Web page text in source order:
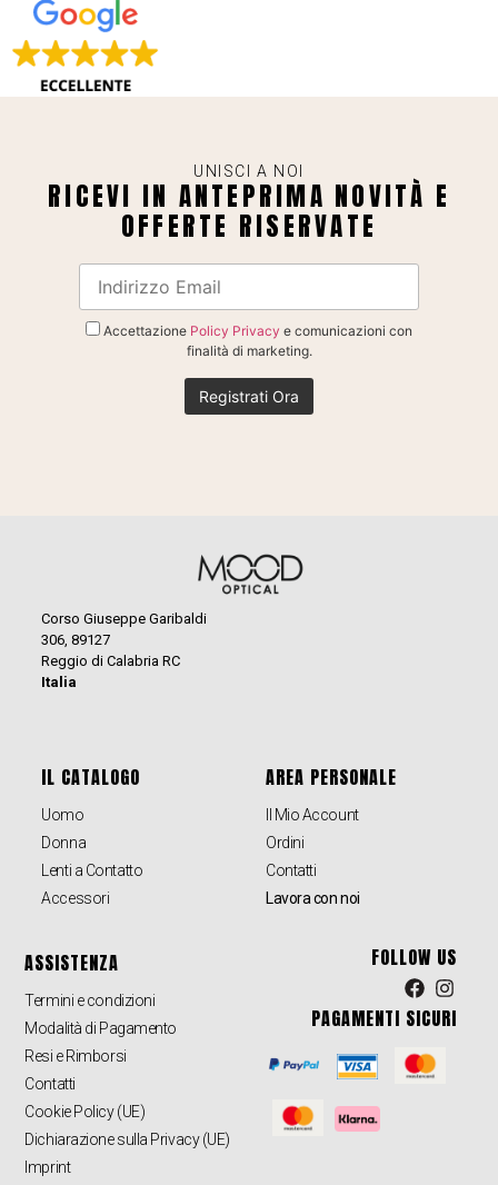
UNISCI A NOI
RICEVI IN ANTEPRIMA NOVITÀ E
OFFERTE RISERVATE
Accettazione Policy Privacy e comunicazioni con
finalità di marketing.
Corso Giuseppe Garibaldi
306, 89127
Reggio di Calabria RC
Italia
IL CATALOGO
Uomo
Donna
Lenti a Contatto
Accessori
AREA PERSONALE
Il Mio Account
Ordini
Contatti
Lavora con noi
ASSISTENZA
Termini e condizioni
Modalità di Pagamento
Resi e Rimborsi
Contatti
Cookie Policy (UE)
Dichiarazione sulla Privacy (UE)
Imprint
FOLLOW US
PAGAMENTI SICURI